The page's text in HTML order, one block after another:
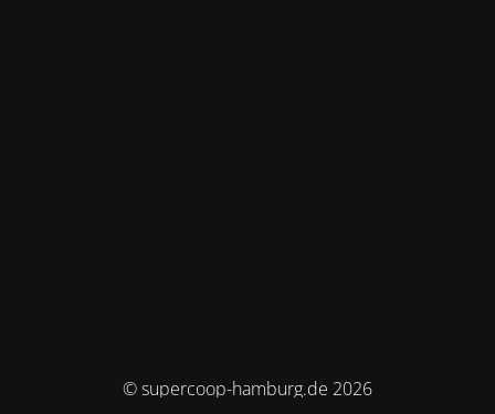
© supercoop-hamburg.de 2026